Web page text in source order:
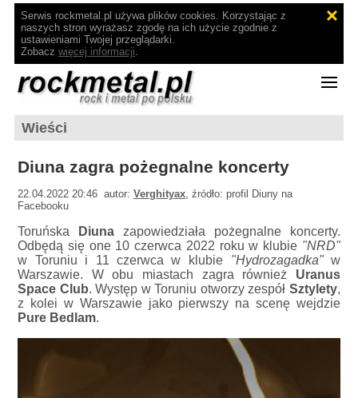
Serwis rockmetal.pl używa plików cookies. Korzystając z
naszych stron wyrażasz zgodę na ich użycie zgodnie z
ustawieniami Twojej przeglądarki.
Zobacz więcej informacji.
Wieści
Diuna zagra pożegnalne koncerty
22.04.2022 20:46 autor:Verghityax, źródło: profil Diuny na
Facebooku
Toruńska Diuna zapowiedziała pożegnalne koncerty.
Odbędą się one 10 czerwca 2022 roku w klubie "NRD"
w Toruniu i 11 czerwca w klubie "Hydrozagadka"w
Warszawie. W obu miastach zagra również Uranus
Space Club. Występ w Toruniu otworzy zespół Sztylety,
z kolei w Warszawie jako pierwszy na scenę wejdzie
Pure Bedlam.